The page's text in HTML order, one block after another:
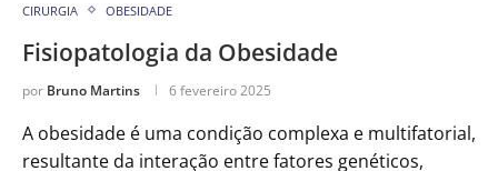
CIRURGIA OBESIDADE
Fisiopatologia da Obesidade
por Bruno Martins 6 fevereiro 2025
A obesidade é uma condição complexa e multifatorial,
resultante da interação entre fatores genéticos,